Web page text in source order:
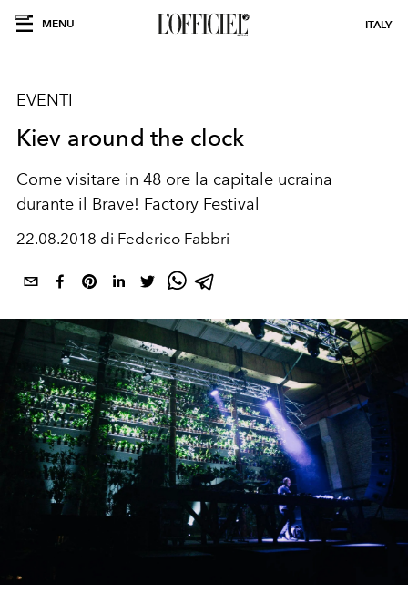
MENU ITALY
EVENTI
Kiev around the clock
Come visitare in 48 ore la capitale ucraina
durante il Brave! Factory Festival
22.08.2018 di Federico Fabbri